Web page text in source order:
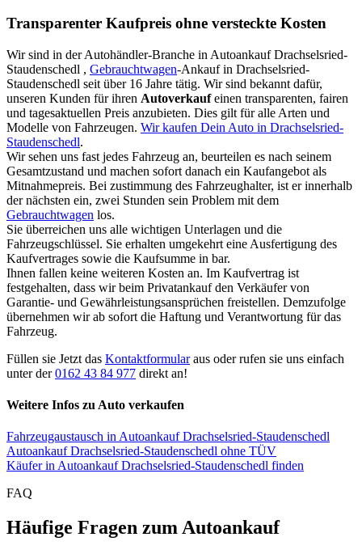
Transparenter Kaufpreis ohne versteckte Kosten
Wir sind in der Autohändler-Branche in Autoankauf Drachselsried-
Staudenschedl , Gebrauchtwagen-Ankauf in Drachselsried-
Staudenschedl seit über 16 Jahre tätig. Wir sind bekannt dafür,
unseren Kunden für ihren Autoverkaufeinen transparenten, fairen
und tagesaktuellen Preis anzubieten. Dies gilt für alle Arten und
Modelle von Fahrzeugen. Wir kaufen Dein Auto in Drachselsried-
Staudenschedl.
Wir sehen uns fast jedes Fahrzeug an, beurteilen es nach seinem
Gesamtzustand und machen sofort danach ein Kaufangebot als
Mitnahmepreis. Bei zustimmung des Fahrzeughalter, ist er innerhalb
der nächsten ein, zwei Stunden sein Problem mit dem
Gebrauchtwagen los.
Sie überreichen uns alle wichtigen Unterlagen und die
Fahrzeugschlüssel. Sie erhalten umgekehrt eine Ausfertigung des
Kaufvertrages sowie die Kaufsumme in bar.
Ihnen fallen keine weiteren Kosten an. Im Kaufvertrag ist
festgehalten, dass wir beim Privatankauf den Verkäufer von
Garantie- und Gewährleistungsansprüchen freistellen. Demzufolge
übernehmen wir ab sofort die Haftung und Verantwortung für das
Fahrzeug.
Füllen sie Jetzt das Kontaktformularaus oder rufen sie uns einfach
unter der0162 43 84 977 direkt an!
Weitere Infos zu Auto verkaufen
Fahrzeugaustausch in Autoankauf Drachselsried-Staudenschedl
Autoankauf Drachselsried-Staudenschedl ohne TÜV
Käufer in Autoankauf Drachselsried-Staudenschedl finden
FAQ
Häufige Fragen zum Autoankauf